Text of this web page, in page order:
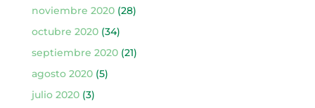
noviembre 2020(28)
octubre 2020(34)
septiembre 2020(21)
agosto 2020(5)
julio 2020(3)